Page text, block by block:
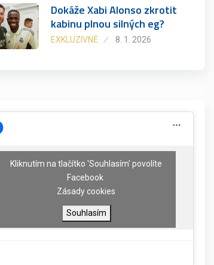
Dokáže Xabi Alonso zkrotit
kabinu plnou silných eg?
EXKLUZIVNĚ 8. 1. 2026
Kliknutím na tlačítko 'Souhlasím' povolíte
Facebook
Zásady cookies
Souhlasím